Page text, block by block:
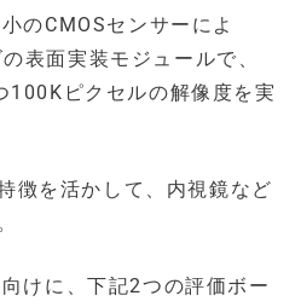
のCMOSセンサーによ
表面実装モジュールで、
ピクセルの解像度を実
徴を活かして、内視鏡など
けに、下記2つの評価ボー